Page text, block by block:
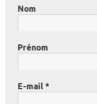
Nom
Prénom
E-mail *